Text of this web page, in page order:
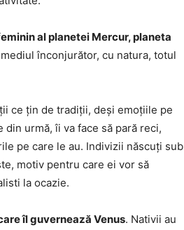
al planetei Mercur, planeta
înconjurător, cu natura, totul
ce țin de tradiții, deși emoțiile pe
urmă, îi va face să pară reci,
pe care le au. Indivizii născuți sub
motiv pentru care ei vor să
la ocazie.
îl guvernează Venus. Nativii au